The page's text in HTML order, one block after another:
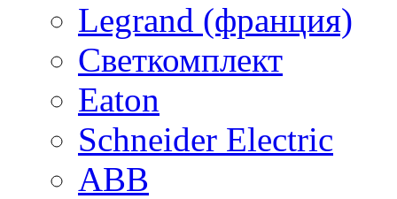
Legrand (франция)
Светкомплект
Eaton
Schneider Electric
ABB